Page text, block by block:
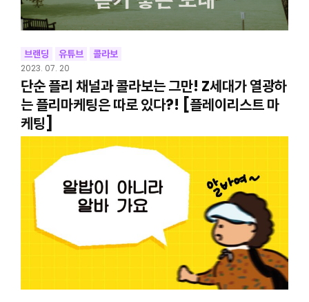
브랜딩 유튜브 콜라보
2023. 07. 20
단순 플리 채널과 콜라보는 그만! Z세대가 열광하
는 플리마케팅은 따로 있다?! [플레이리스트 마
케팅]